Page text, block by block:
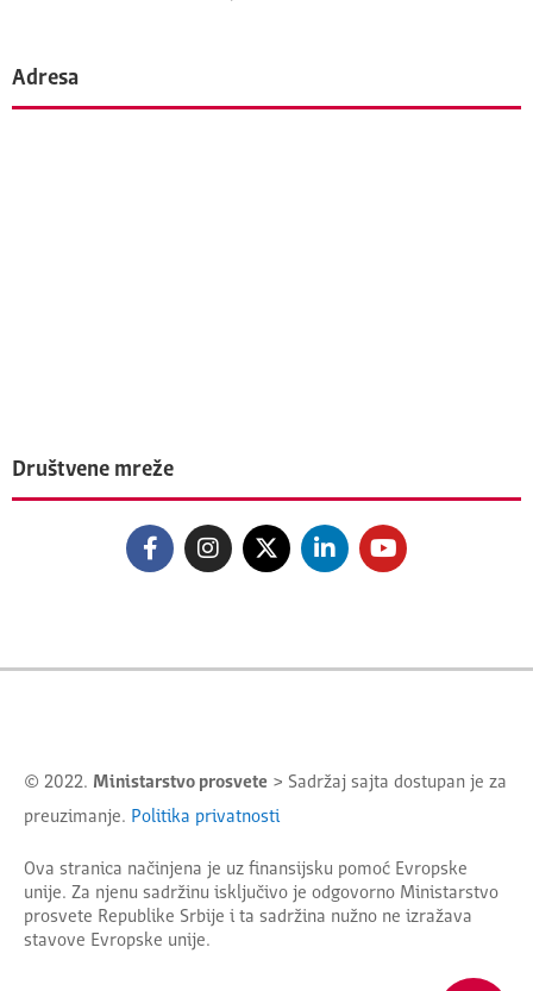
Adresa
Društvene mreže
© 2022. Ministarstvo prosvete > Sadržaj sajta dostupan je za
preuzimanje. Politika privatnosti
Ova stranica načinjena je uz finansijsku pomoć Evropske
unije. Za njenu sadržinu isključivo je odgovorno Ministarstvo
prosvete Republike Srbije i ta sadržina nužno ne izražava
stavove Evropske unije.